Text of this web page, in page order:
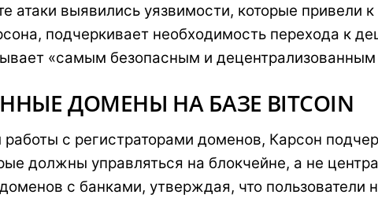
атаки выявились уязвимости, которые
подчеркивает необходимость перехода к
«самым безопасным и
ДОМЕНЫ НА БАЗЕ BITCOIN
с регистраторами доменов, Карсон
должны управляться на блокчейне, а не
с банками, утверждая, что пользователи